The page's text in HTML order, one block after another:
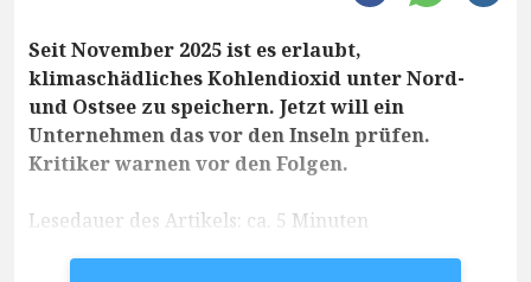
Seit November 2025 ist es erlaubt,
klimaschädliches Kohlendioxid unter Nord-
und Ostsee zu speichern. Jetzt will ein
Unternehmen das vor den Inseln prüfen.
Kritiker warnen vor den Folgen.
Lesedauer des Artikels: ca. 5 Minuten